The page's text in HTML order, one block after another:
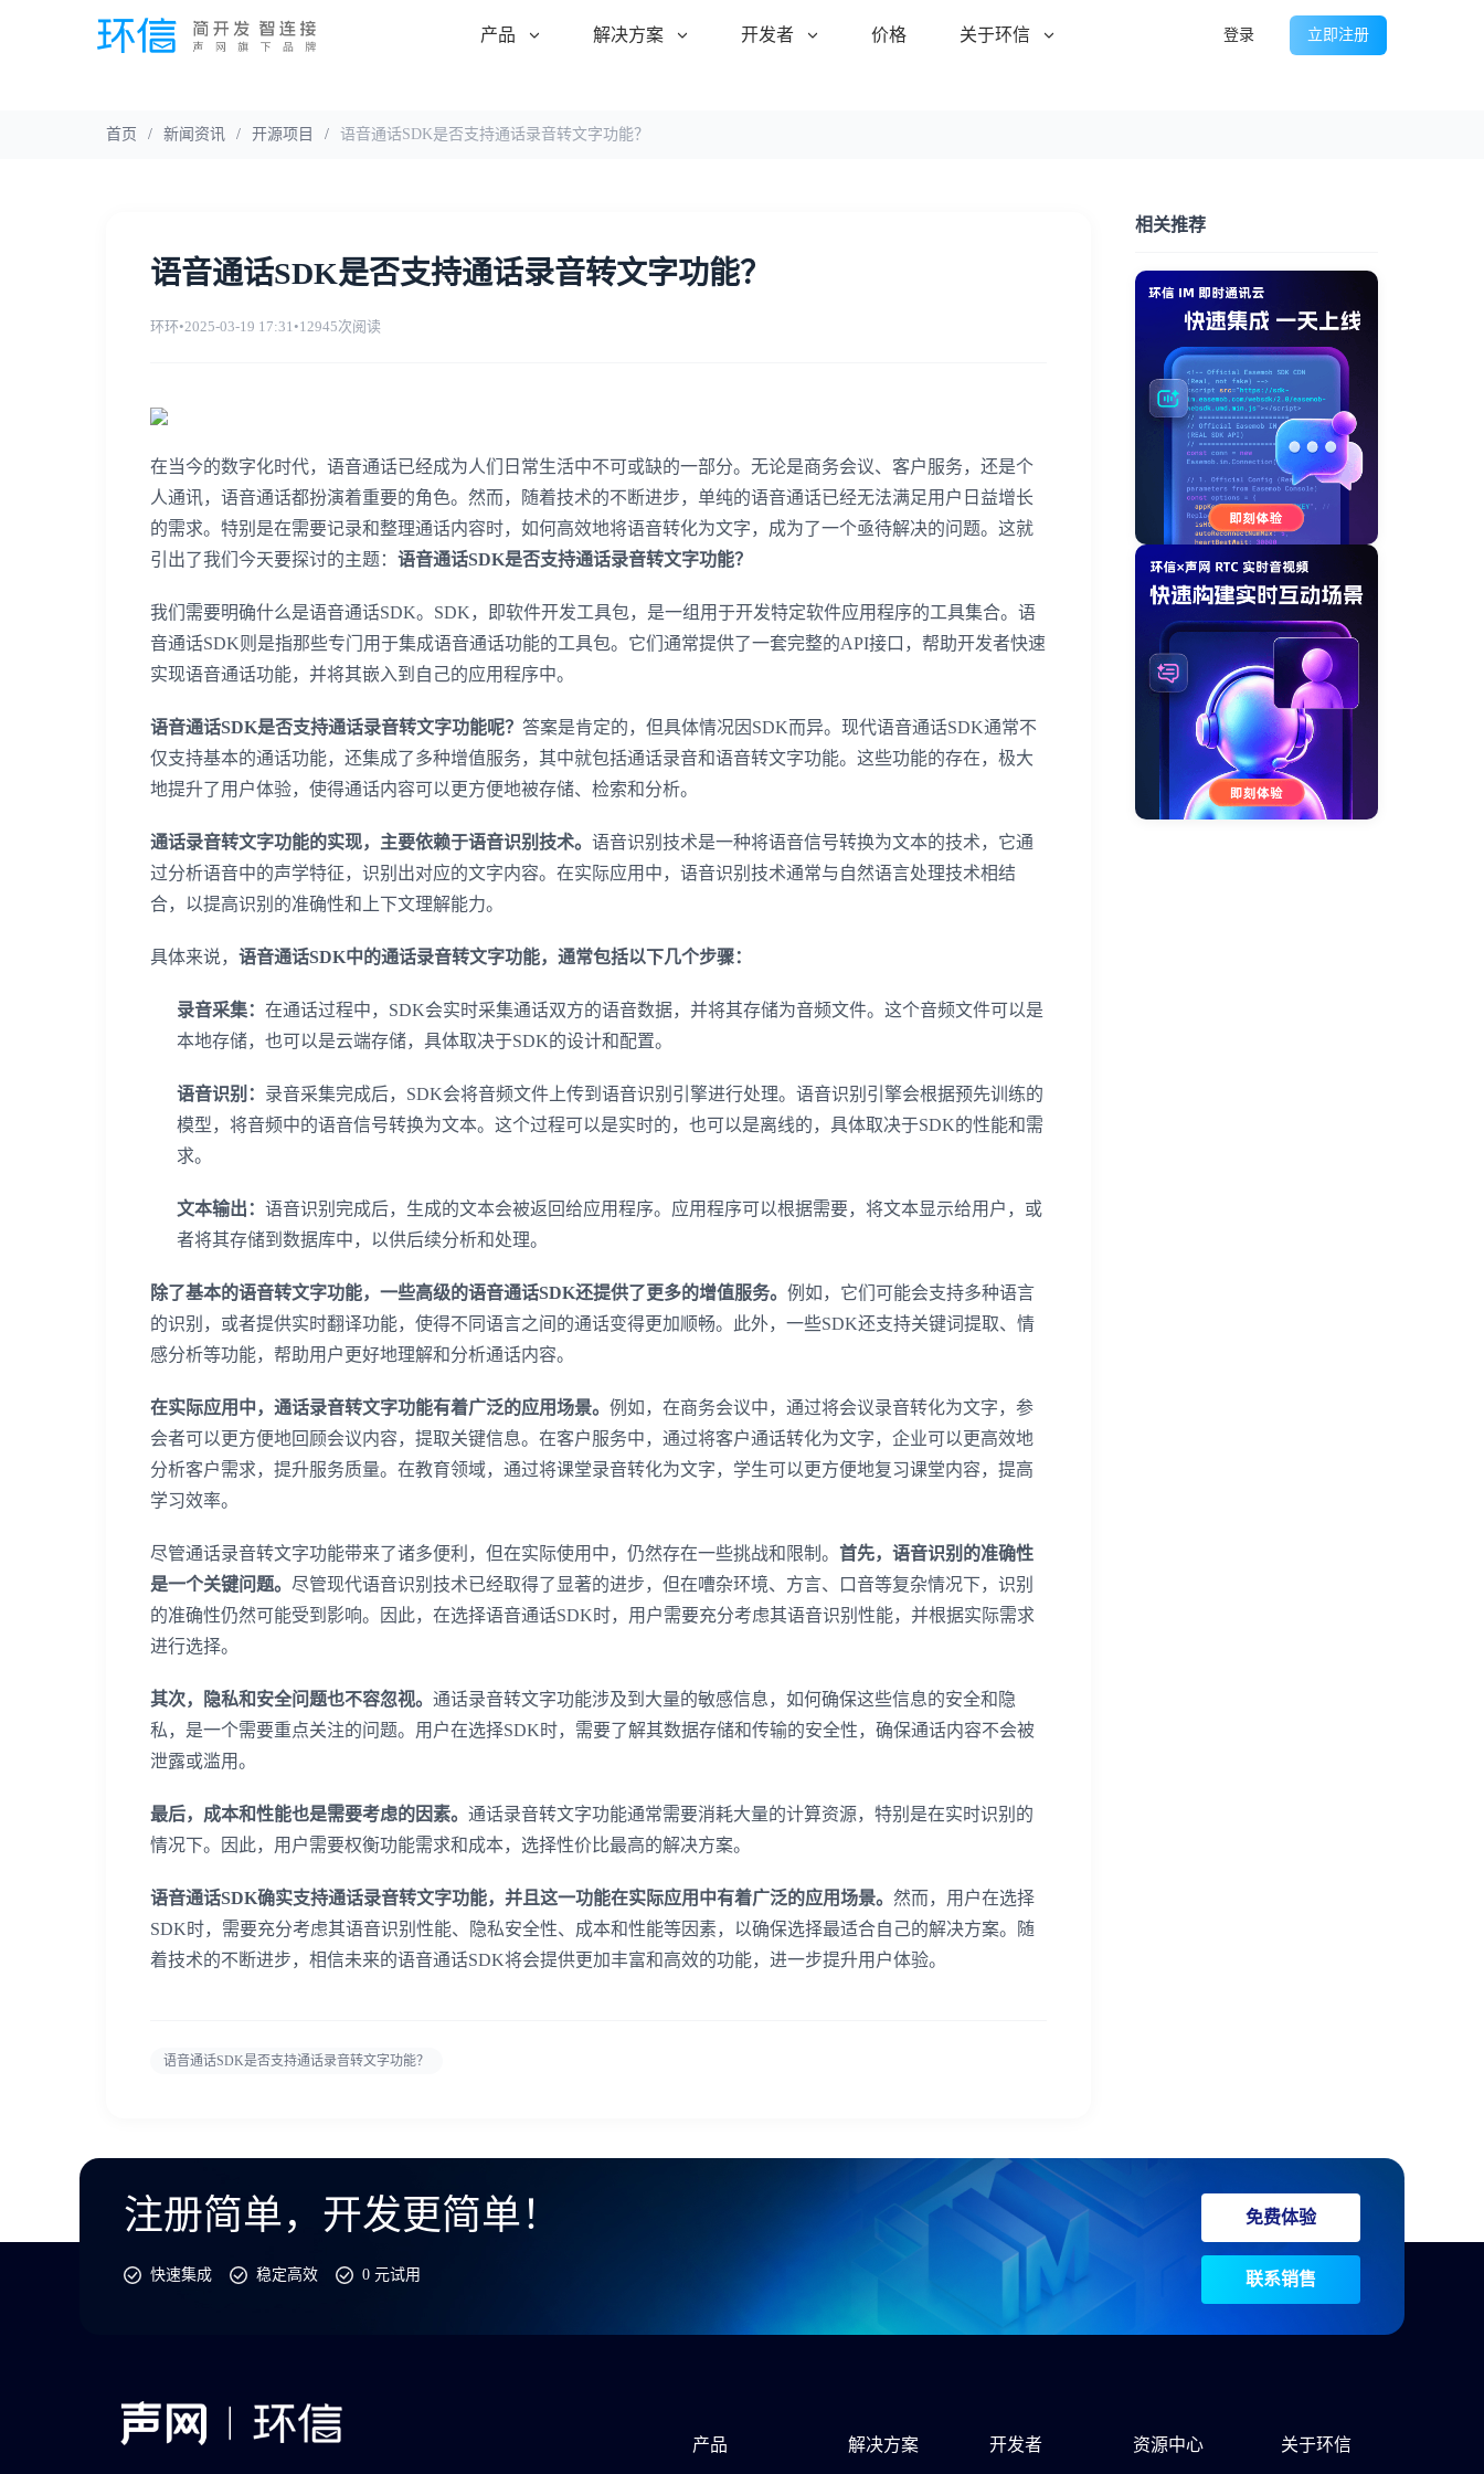
产品 解决方案 开发者 价格 关于环信 登录 立即注册
首页 / 新闻资讯 / 开源项目 / 语音通话SDK是否支持通话录音转文字功能？
语音通话SDK是否支持通话录音转文字功能？
环环•2025-03-19 17:31•12945次阅读
在当今的数字化时代，语音通话已经成为人们日常生活中不可或缺的一部分。无论是商务会议、客户服务，还是个
人通讯，语音通话都扮演着重要的角色。然而，随着技术的不断进步，单纯的语音通话已经无法满足用户日益增长
的需求。特别是在需要记录和整理通话内容时，如何高效地将语音转化为文字，成为了一个亟待解决的问题。这就
引出了我们今天要探讨的主题： 语音通话SDK是否支持通话录音转文字功能？
我们需要明确什么是语音通话SDK。SDK，即软件开发工具包，是一组用于开发特定软件应用程序的工具集合。语
音通话SDK则是指那些专门用于集成语音通话功能的工具包。它们通常提供了一套完整的API接口，帮助开发者快速
实现语音通话功能，并将其嵌入到自己的应用程序中。
语音通话SDK是否支持通话录音转文字功能呢？ 答案是肯定的，但具体情况因SDK而异。现代语音通话SDK通常不
仅支持基本的通话功能，还集成了多种增值服务，其中就包括通话录音和语音转文字功能。这些功能的存在，极大
地提升了用户体验，使得通话内容可以更方便地被存储、检索和分析。
通话录音转文字功能的实现，主要依赖于语音识别技术。 语音识别技术是一种将语音信号转换为文本的技术，它通
过分析语音中的声学特征，识别出对应的文字内容。在实际应用中，语音识别技术通常与自然语言处理技术相结
合，以提高识别的准确性和上下文理解能力。
具体来说， 语音通话SDK中的通话录音转文字功能，通常包括以下几个步骤：
录音采集： 在通话过程中，SDK会实时采集通话双方的语音数据，并将其存储为音频文件。这个音频文件可以是
本地存储，也可以是云端存储，具体取决于SDK的设计和配置。
语音识别： 录音采集完成后，SDK会将音频文件上传到语音识别引擎进行处理。语音识别引擎会根据预先训练的
模型，将音频中的语音信号转换为文本。这个过程可以是实时的，也可以是离线的，具体取决于SDK的性能和需
求。
文本输出： 语音识别完成后，生成的文本会被返回给应用程序。应用程序可以根据需要，将文本显示给用户，或
者将其存储到数据库中，以供后续分析和处理。
除了基本的语音转文字功能，一些高级的语音通话SDK还提供了更多的增值服务。 例如，它们可能会支持多种语言
的识别，或者提供实时翻译功能，使得不同语言之间的通话变得更加顺畅。此外，一些SDK还支持关键词提取、情
感分析等功能，帮助用户更好地理解和分析通话内容。
在实际应用中，通话录音转文字功能有着广泛的应用场景。 例如，在商务会议中，通过将会议录音转化为文字，参
会者可以更方便地回顾会议内容，提取关键信息。在客户服务中，通过将客户通话转化为文字，企业可以更高效地
分析客户需求，提升服务质量。在教育领域，通过将课堂录音转化为文字，学生可以更方便地复习课堂内容，提高
学习效率。
尽管通话录音转文字功能带来了诸多便利，但在实际使用中，仍然存在一些挑战和限制。 首先，语音识别的准确性
是一个关键问题。 尽管现代语音识别技术已经取得了显著的进步，但在嘈杂环境、方言、口音等复杂情况下，识别
的准确性仍然可能受到影响。因此，在选择语音通话SDK时，用户需要充分考虑其语音识别性能，并根据实际需求
进行选择。
其次，隐私和安全问题也不容忽视。 通话录音转文字功能涉及到大量的敏感信息，如何确保这些信息的安全和隐
私，是一个需要重点关注的问题。用户在选择SDK时，需要了解其数据存储和传输的安全性，确保通话内容不会被
泄露或滥用。
最后，成本和性能也是需要考虑的因素。 通话录音转文字功能通常需要消耗大量的计算资源，特别是在实时识别的
情况下。因此，用户需要权衡功能需求和成本，选择性价比最高的解决方案。
语音通话SDK确实支持通话录音转文字功能，并且这一功能在实际应用中有着广泛的应用场景。 然而，用户在选择
SDK时，需要充分考虑其语音识别性能、隐私安全性、成本和性能等因素，以确保选择最适合自己的解决方案。随
着技术的不断进步，相信未来的语音通话SDK将会提供更加丰富和高效的功能，进一步提升用户体验。
语音通话SDK是否支持通话录音转文字功能？
相关推荐
注册简单，开发更简单！
快速集成 稳定高效 0 元试用
免费体验
联系销售
产品 解决方案 开发者 资源中心 关于环信
提交
不了，谢谢